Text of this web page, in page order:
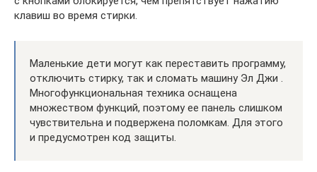
клавиш во время стирки.
Маленькие дети могут как переставить программу,
отключить стирку, так и сломать машину Эл Джи .
Многофункциональная техника оснащена
множеством функций, поэтому ее панель слишком
чувствительна и подвержена поломкам. Для этого
и предусмотрен код защиты.